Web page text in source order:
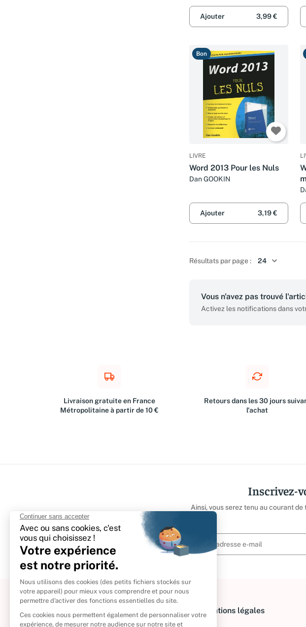
Ajouter 3,99 €
Bon
LIVRE
Word 2013 Pour les Nuls
Dan GOOKIN
Ajouter 3,19 €
Résultats par page :
Vous n'avez pas trouvé
Activez les notifications dans
Livraison gratuite en France
Métropolitaine à partir de 10 €
Retours dans les 30 jours
l'achat
Inscrivez-
Ainsi, vous serez tenu au courant
À propos Informations légales